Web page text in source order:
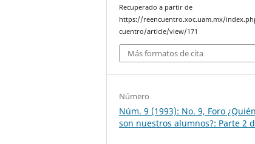
Recuperado a partir de
https://reencuentro.xoc.uam.mx/
cuentro/article/view/171
Más formatos de cita
Número
Núm. 9 (1993): No. 9, Foro
son nuestros alumnos?: Parte 2